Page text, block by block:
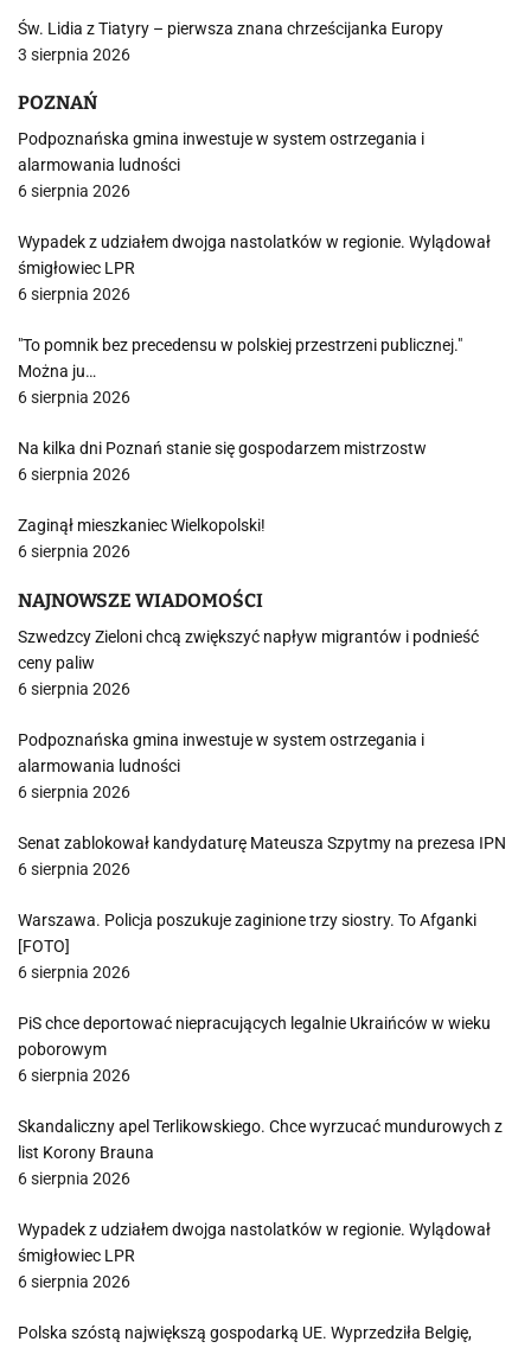
Św. Lidia z Tiatyry – pierwsza znana chrześcijanka Europy
3 sierpnia 2026
POZNAŃ
Podpoznańska gmina inwestuje w system ostrzegania i
alarmowania ludności
6 sierpnia 2026
Wypadek z udziałem dwojga nastolatków w regionie. Wylądował
śmigłowiec LPR
6 sierpnia 2026
"To pomnik bez precedensu w polskiej przestrzeni publicznej."
Można ju…
6 sierpnia 2026
Na kilka dni Poznań stanie się gospodarzem mistrzostw
6 sierpnia 2026
Zaginął mieszkaniec Wielkopolski!
6 sierpnia 2026
NAJNOWSZE WIADOMOŚCI
Szwedzcy Zieloni chcą zwiększyć napływ migrantów i podnieść
ceny paliw
6 sierpnia 2026
Podpoznańska gmina inwestuje w system ostrzegania i
alarmowania ludności
6 sierpnia 2026
Senat zablokował kandydaturę Mateusza Szpytmy na prezesa IPN
6 sierpnia 2026
Warszawa. Policja poszukuje zaginione trzy siostry. To Afganki
[FOTO]
6 sierpnia 2026
PiS chce deportować niepracujących legalnie Ukraińców w wieku
poborowym
6 sierpnia 2026
Skandaliczny apel Terlikowskiego. Chce wyrzucać mundurowych z
list Korony Brauna
6 sierpnia 2026
Wypadek z udziałem dwojga nastolatków w regionie. Wylądował
śmigłowiec LPR
6 sierpnia 2026
Polska szóstą największą gospodarką UE. Wyprzedziła Belgię,